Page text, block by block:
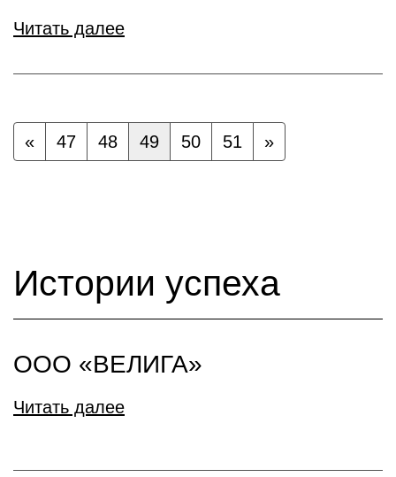
Читать далее
« 47 48 49 50 51 »
Истории успеха
ООО «ВЕЛИГА»
Читать далее